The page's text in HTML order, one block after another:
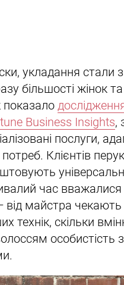
укладання стали
більшості жінок та
показало
Business Insights,
послуги,
Клієнтів
час вважалися
від майстра чекають
технік, скільки
особистість з